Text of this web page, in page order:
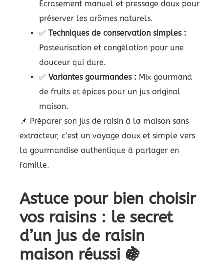
Écrasement manuel et pressage doux pour
préserver les arômes naturels.
✅ Techniques de conservation simples :
Pasteurisation et congélation pour une
douceur qui dure.
✅ Variantes gourmandes : Mix gourmand
de fruits et épices pour un jus original
maison.
📌 Préparer son jus de raisin à la maison sans
extracteur, c’est un voyage doux et simple vers
la gourmandise authentique à partager en
famille.
Astuce pour bien choisir
vos raisins : le secret
d’un jus de raisin
maison réussi 🍇